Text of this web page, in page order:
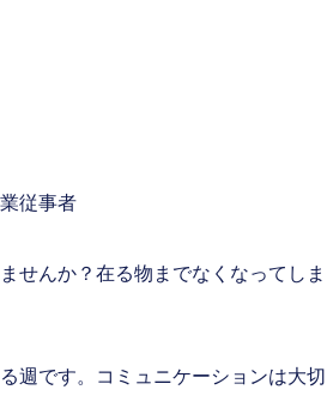
従事者
せんか？在る物までなくなってしま
週です。コミュニケーションは大切